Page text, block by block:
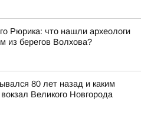
Рюрика: что нашли археологи
из берегов Волхова?
80 лет назад и каким
Великого Новгорода